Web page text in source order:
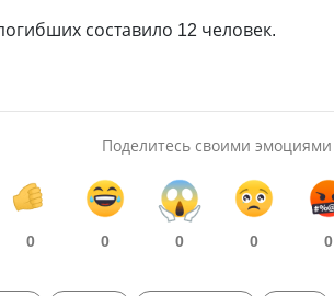
составило 12 человек.
Поделитесь своими эмоциями
0 0 0 0 0